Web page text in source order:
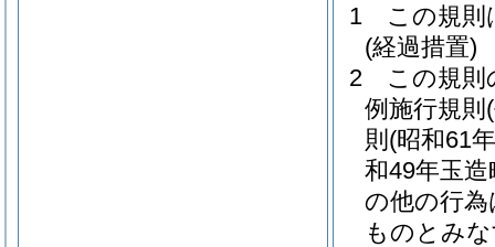
1
この規則
(経過措置)
2
この規則
例施行規則
則 (昭和61
和49年玉
の他の行
ものとみ